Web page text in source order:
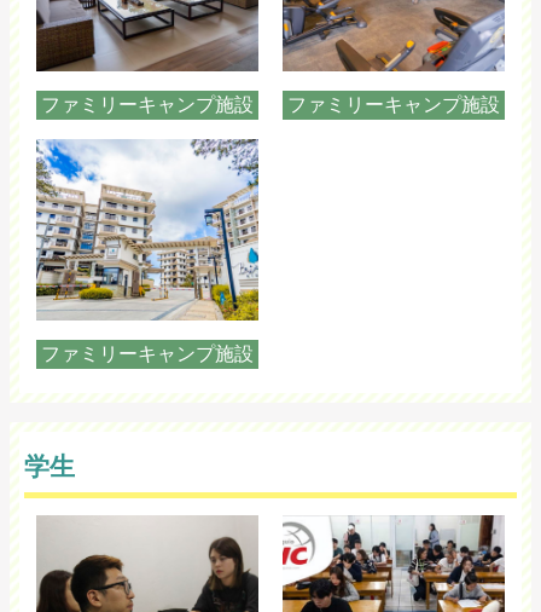
ファミリーキャンプ施設 ファミリーキャンプ施設
ファミリーキャンプ施設
学生